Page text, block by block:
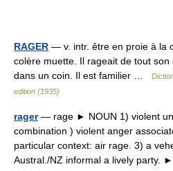
RAGER — v. intr. être en proie à la
colère muette. Il rageait de tout
dans un coin. Il est familier …
edition (1935)
rager— rage ► NOUN 1) violent
combination ) violent anger
particular context: air rage. 3) a
Austral./NZ informal a lively